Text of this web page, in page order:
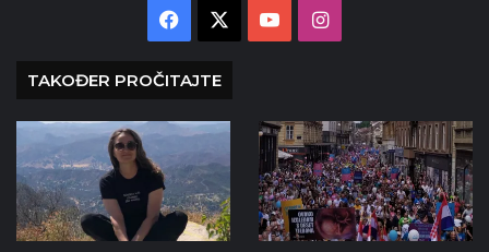
Facebook YouTubeInstagram
TAKOĐER PROČITAJTE